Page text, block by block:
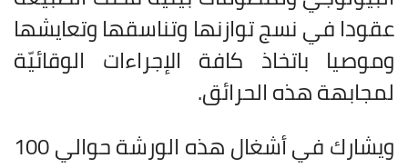
عقودا في نسج توازنها وتناسقها وتعايشها
وموصيا باتخاذ كافة الإجراءات الوقائيّة
لمجابهة هذه الحرائق.
ويشارك في أشغال هذه الورشة حوالي 100